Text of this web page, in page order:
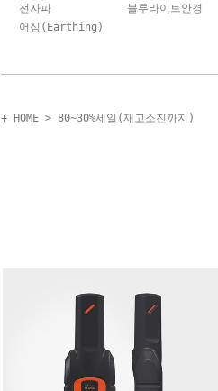
전자파
어싱(Earthing)
블루라이트안경
+ HOME > 80~30%세일(재고소진까지)